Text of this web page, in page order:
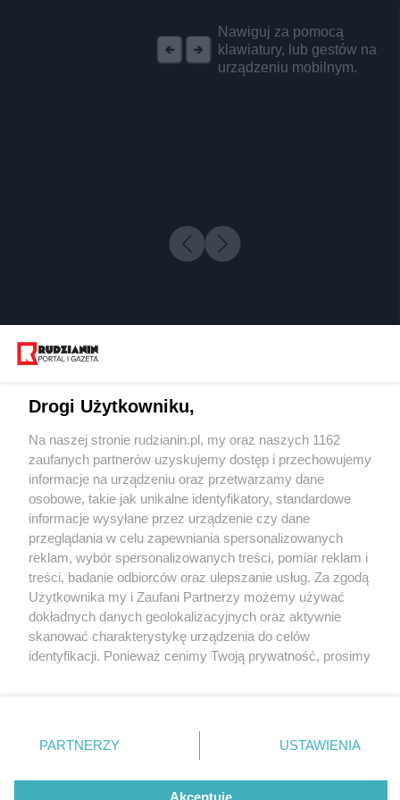
Nawiguj za pomocą
klawiatury, lub gestów na
urządzeniu mobilnym.
2 / 0
Wydawca mediów
Nie zapomnij
zapoznać się z:
polityką prywatności regulamin korzystania z portali
Twojemiasto
Piekary Śląskie
Chorzów
Tarnowskie Góry
Gliwice
Skontakuj sięz nami
Kontakt
Wydawca
Redakcja
Drogi Użytkowniku,
Na naszej stronie rudzianin.pl, my oraz naszych 1162
zaufanych partnerów uzyskujemy dostęp i przechowujemy
informacje na urządzeniu oraz przetwarzamy dane
osobowe, takie jak unikalne identyfikatory, standardowe
informacje wysyłane przez urządzenie czy dane
przeglądania w celu zapewniania spersonalizowanych
reklam, wybór spersonalizowanych treści, pomiar reklam i
treści, badanie odbiorców oraz ulepszanie usług. Za zgodą
Użytkownika my i Zaufani Partnerzy możemy używać
dokładnych danych geolokalizacyjnych oraz aktywnie
skanować charakterystykę urządzenia do celów
identyfikacji. Ponieważ cenimy Twoją prywatność, prosimy
prywatności znajdujący się w lewym dolnym rogu strony
. Niektóre rodzaje przetwarzania danych nie wymagają
zgody użytkownika, ale masz prawo sprzeciwić się
takiemu przetwarzaniu. Preferencje będą miały
PARTNERZY USTAWIENIA
Akceptuję